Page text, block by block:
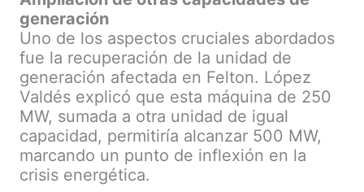
generación
Uno de los aspectos cruciales abordados
fue la recuperación de la unidad de
generación afectada en Felton. López
Valdés explicó que esta máquina de 250
MW, sumada a otra unidad de igual
capacidad, permitiría alcanzar 500 MW,
marcando un punto de inflexión en la
crisis energética.